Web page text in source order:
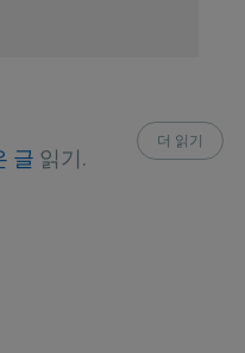
글 읽기.
더 읽기